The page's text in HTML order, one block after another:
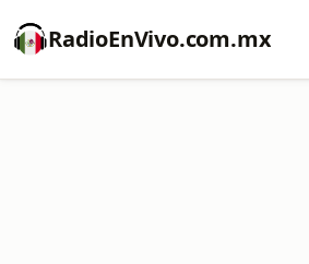
RadioEnVivo.com.mx